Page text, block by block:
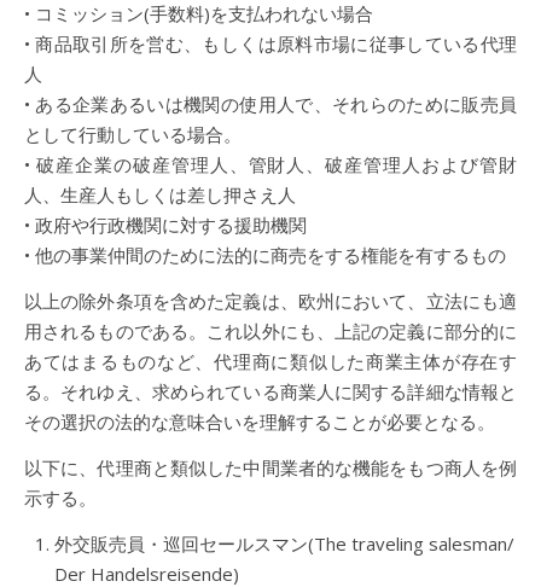
• コミッション(手数料)を支払われない場合
• 商品取引所を営む、もしくは原料市場に従事している代理
人
• ある企業あるいは機関の使用人で、それらのために販売員
として行動している場合。
• 破産企業の破産管理人、管財人、破産管理人および管財
人、生産人もしくは差し押さえ人
• 政府や行政機関に対する援助機関
• 他の事業仲間のために法的に商売をする権能を有するもの
以上の除外条項を含めた定義は、欧州において、立法にも適
用されるものである。これ以外にも、上記の定義に部分的に
あてはまるものなど、代理商に類似した商業主体が存在す
る。それゆえ、求められている商業人に関する詳細な情報と
その選択の法的な意味合いを理解することが必要となる。
以下に、代理商と類似した中間業者的な機能をもつ商人を例
示する。
外交販売員・巡回セールスマン(The traveling salesman/
Der Handelsreisende)